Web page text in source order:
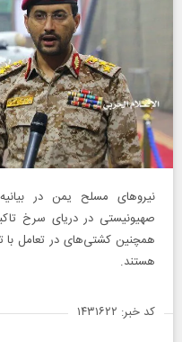
نیروهای مسلح یمن در
صهیونیستی در دریای سرخ
همچنین کشتی‌های در تعامل
هستند.
کد خبر: ۱۴۳۱۶۲۲